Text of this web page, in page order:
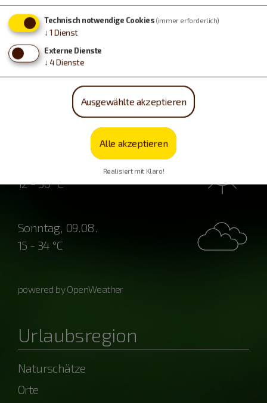
12 - 30 °C
Sonntag, 09.08.
15 - 34 °C
powered by OpenWeather
Urlaubsregion
Naturschätze
Orte
Technisch notwendige Cookies (immer erforderlich)
↓ 1 Dienst
Externe Dienste
↓ 4Dienste
Ausgewählte akzeptieren
Alle akzeptieren
Realisiert mit Klaro!